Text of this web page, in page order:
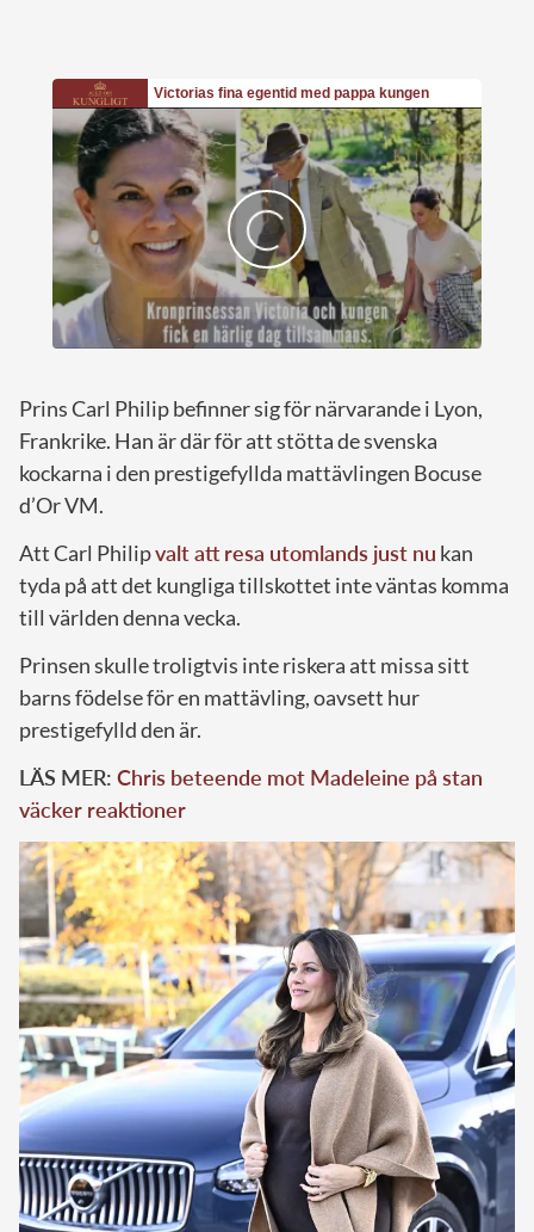
Prins Carl Philip befinner sig för närvarande i Lyon,
Frankrike. Han är där för att stötta de svenska
kockarna i den prestigefyllda mattävlingen Bocuse
d’Or VM.
Att Carl Philipvalt att resa utomlands just nu kan
tyda på att det kungliga tillskottet inte väntas komma
till världen denna vecka.
Prinsen skulle troligtvis inte riskera att missa sitt
barns födelse för en mattävling, oavsett hur
prestigefylld den är.
LÄS MER: Chris beteende mot Madeleine på stan
väcker reaktioner